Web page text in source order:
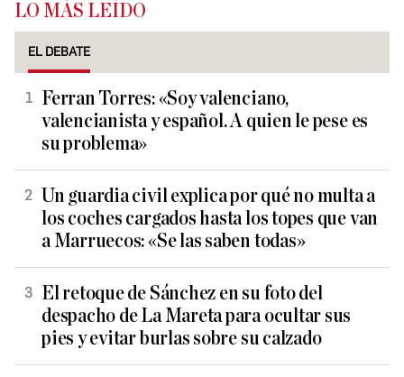
LO MÁS LEÍDO
EL DEBATE
Ferran Torres: «Soy valenciano,
valencianista y español. A quien le pese es
su problema»
Un guardia civil explica por qué no multa a
los coches cargados hasta los topes que van
a Marruecos: «Se las saben todas»
El retoque de Sánchez en su foto del
despacho de La Mareta para ocultar sus
pies y evitar burlas sobre su calzado